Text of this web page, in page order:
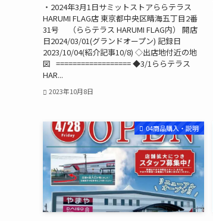
・2024年3月1日サミットストアららテラス
HARUMI FLAG店 東京都中央区晴海五丁目2番
31号 （ららテラス HARUMI FLAG内） 開店
日2024/03/01(グランドオープン) 記録日
2023/10/04(紹介記事10/8) ◇出店地付近の地
図 ================== ◆3/1ららテラス
HAR...
2023年10月8日
04商品購入・説明